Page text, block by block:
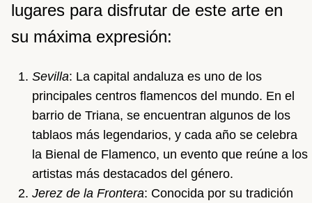
lugares para disfrutar de este arte en
su máxima expresión:
Sevilla: La capital andaluza es uno de los
principales centros flamencos del mundo. En el
barrio de Triana, se encuentran algunos de los
tablaos más legendarios, y cada año se celebra
la Bienal de Flamenco, un evento que reúne a los
artistas más destacados del género.
Jerez de la Frontera: Conocida por su tradición